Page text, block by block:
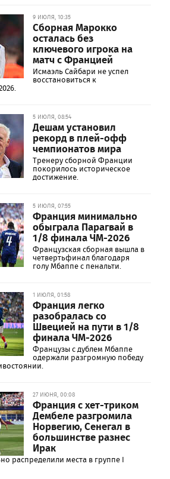
9 ИЮЛЯ, 10:35
Сборная Марокко
осталась без
ключевого игрока на
матч с Францией
Исмаэль Сайбари не успел
восстановиться к
5 ИЮЛЯ, 08:54
Дешам установил
рекорд в плей-офф
чемпионатов мира
Тренеру сборной Франции
покорилось историческое
достижение.
5 ИЮЛЯ, 07:55
Франция минимально
обыграла Парагвай в
1/8 финала ЧМ-2026
Французская сборная вышла в
четвертьфинал благодаря
голу Мбаппе с пенальти.
1 ИЮЛЯ, 01:58
Франция легко
разобралась со
Швецией на пути в 1/8
финала ЧМ-2026
Французы с дублем Мбаппе
одержали разгромную победу
27 ИЮНЯ, 00:08
Франция с хет-триком
Дембеле разгромила
Норвегию, Сенегал в
большинстве разнес
Ирак
распределили места в группе I